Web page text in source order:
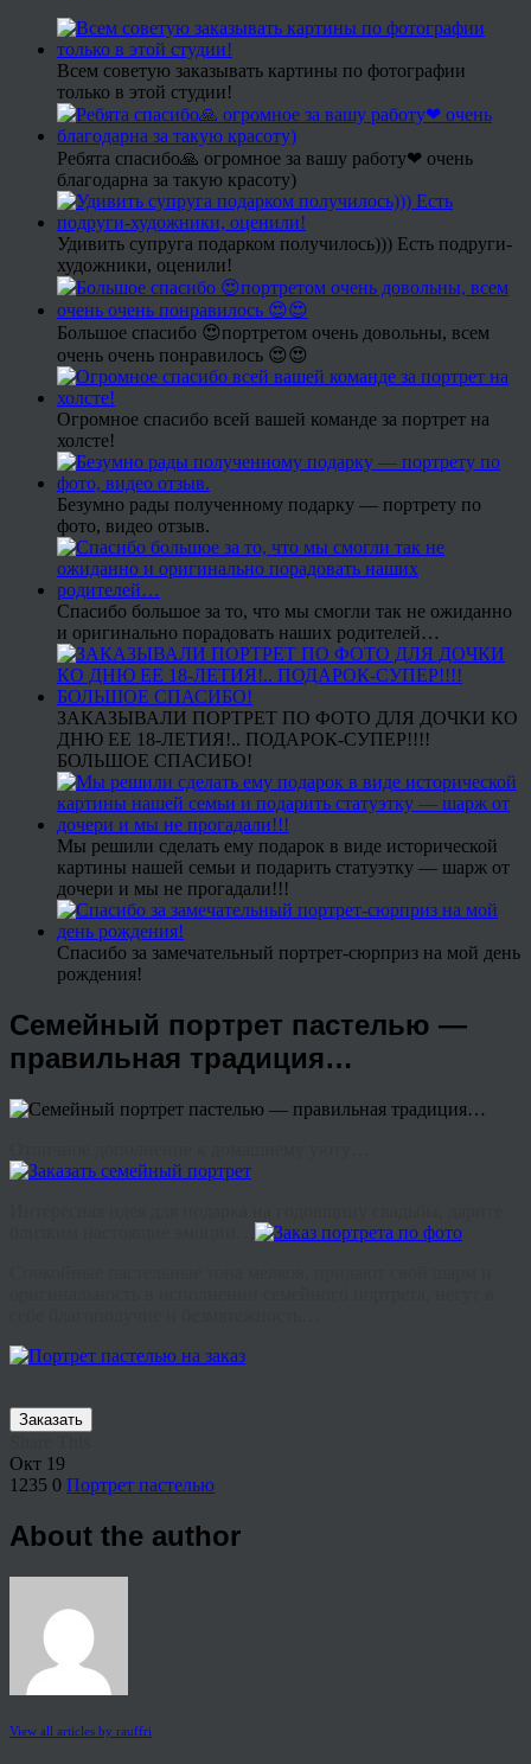
Всем советую заказывать картины по фотографии
только в этой студии!
Ребята спасибо🙏 огромное за вашу работу❤ очень
благодарна за такую красоту)
Удивить супруга подарком получилось))) Есть подруги-
художники, оценили!
Большое спасибо 😍портретом очень довольны, всем
очень очень понравилось 😍😍
Огромное спасибо всей вашей команде за портрет на
холсте!
Безумно рады полученному подарку — портрету по
фото, видео отзыв.
Спасибо большое за то, что мы смогли так не ожиданно
и оригинально порадовать наших родителей…
ЗАКАЗЫВАЛИ ПОРТРЕТ ПО ФОТО ДЛЯ ДОЧКИ КО
ДНЮ ЕЕ 18-ЛЕТИЯ!.. ПОДАРОК-СУПЕР!!!!
БОЛЬШОЕ СПАСИБО!
Мы решили сделать ему подарок в виде исторической
картины нашей семьи и подарить статуэтку — шарж от
дочери и мы не прогадали!!!
Спасибо за замечательный портрет-сюрприз на мой день
рождения!
Семейный портрет пастелью —
правильная традиция…
Заказать
Окт 19
1235 0 Портрет пастелью
About the author
View all articles by rauffri